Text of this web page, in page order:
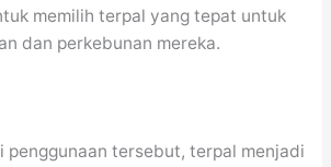
memilih terpal yang tepat untuk
dan perkebunan mereka.
penggunaan tersebut, terpal menjadi